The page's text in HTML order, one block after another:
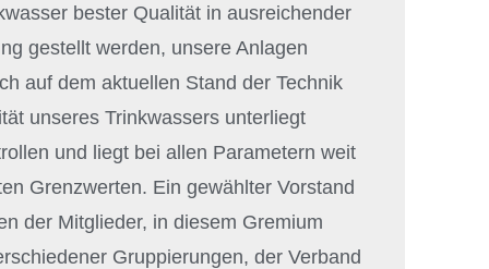
bester Qualität in ausreichender
gestellt werden, unsere Anlagen
auf dem aktuellen Stand der Technik
unseres Trinkwassers unterliegt
und liegt bei allen Parametern weit
Grenzwerten. Ein gewählter Vorstand
der Mitglieder, in diesem Gremium
Gruppierungen, der Verband